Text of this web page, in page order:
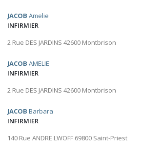
JACOB Amelie
INFIRMIER
2 Rue DES JARDINS 42600 Montbrison
JACOB AMELIE
INFIRMIER
2 Rue DES JARDINS 42600 Montbrison
JACOB Barbara
INFIRMIER
140 Rue ANDRE LWOFF 69800 Saint-Priest